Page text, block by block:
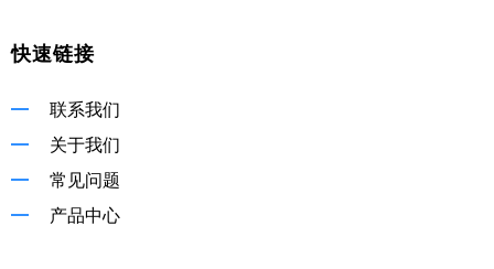
快速链接
联系我们
关于我们
常见问题
产品中心